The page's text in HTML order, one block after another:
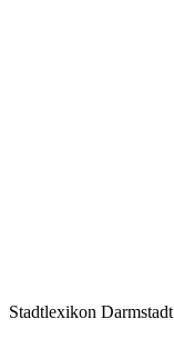
Stadtlexikon Darmstadt